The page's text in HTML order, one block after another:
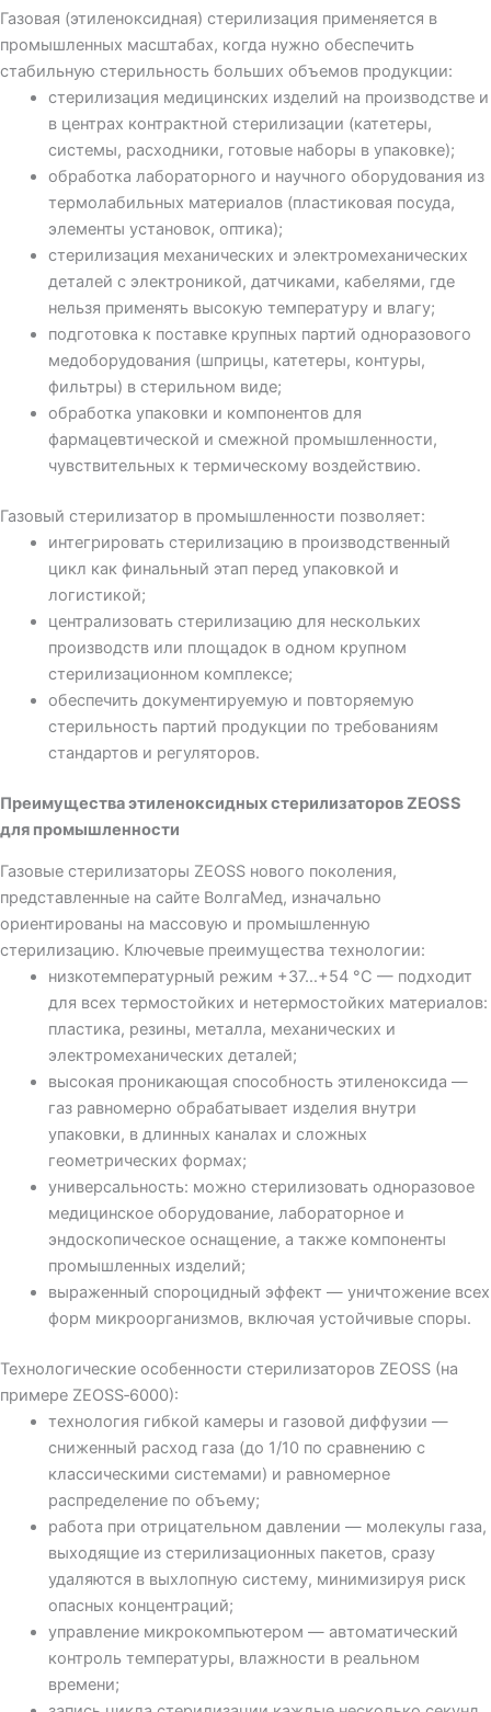
Газовая (этиленоксидная) стерилизация применяется в
промышленных масштабах, когда нужно обеспечить
стабильную стерильность больших объемов продукции:
стерилизация медицинских изделий на производстве и
в центрах контрактной стерилизации (катетеры,
системы, расходники, готовые наборы в упаковке);
обработка лабораторного и научного оборудования из
термолабильных материалов (пластиковая посуда,
элементы установок, оптика);
стерилизация механических и электромеханических
деталей с электроникой, датчиками, кабелями, где
нельзя применять высокую температуру и влагу;
подготовка к поставке крупных партий одноразового
медоборудования (шприцы, катетеры, контуры,
фильтры) в стерильном виде;
обработка упаковки и компонентов для
фармацевтической и смежной промышленности,
чувствительных к термическому воздействию.
Газовый стерилизатор в промышленности позволяет:
интегрировать стерилизацию в производственный
цикл как финальный этап перед упаковкой и
логистикой;
централизовать стерилизацию для нескольких
производств или площадок в одном крупном
стерилизационном комплексе;
обеспечить документируемую и повторяемую
стерильность партий продукции по требованиям
стандартов и регуляторов.
Преимущества этиленоксидных стерилизаторов ZEOSS
для промышленности
Газовые стерилизаторы ZEOSS нового поколения,
представленные на сайте ВолгаМед, изначально
ориентированы на массовую и промышленную
стерилизацию. Ключевые преимущества технологии:
низкотемпературный режим +37…+54 °C — подходит
для всех термостойких и нетермостойких материалов:
пластика, резины, металла, механических и
электромеханических деталей;
высокая проникающая способность этиленоксида —
газ равномерно обрабатывает изделия внутри
упаковки, в длинных каналах и сложных
геометрических формах;
универсальность: можно стерилизовать одноразовое
медицинское оборудование, лабораторное и
эндоскопическое оснащение, а также компоненты
промышленных изделий;
выраженный спороцидный эффект — уничтожение всех
форм микроорганизмов, включая устойчивые споры.
Технологические особенности стерилизаторов ZEOSS (на
примере ZEOSS‑6000):
технология гибкой камеры и газовой диффузии —
сниженный расход газа (до 1/10 по сравнению с
классическими системами) и равномерное
распределение по объему;
работа при отрицательном давлении — молекулы газа,
выходящие из стерилизационных пакетов, сразу
удаляются в выхлопную систему, минимизируя риск
опасных концентраций;
управление микрокомпьютером — автоматический
контроль температуры, влажности в реальном
времени;